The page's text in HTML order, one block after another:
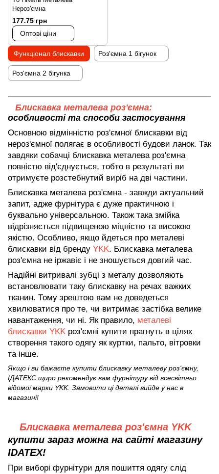
Нероз'ємна
177.75 грн
Оптові ціни
Блискавка металева роз'ємна:
особливості та способи застосування
Основною відмінністю роз'ємної блискавки від
нероз'ємної полягає в особливості будови ланок. Так
завдяки собачці блискавка металева роз'ємна
повністю від'єднується, тобто в результаті ви
отримуєте розстебнутий виріб на дві частини.
Блискавка металева роз'ємна - завжди актуальний
запит, адже фурнітура є дуже практичною і
буквально універсальною. Також така змійка
відрізняється підвищеною міцністю та високою
якістю. Особливо, якщо йдеться про металеві
блискавки від бренду YKK. Блискавка металева
роз'ємна не іржавіє і не зношується довгий час.
Надійні витривалі зубці з металу дозволяють
встановлювати таку блискавку на речах важких
тканин. Тому зрештою вам не доведеться
хвилюватися про те, чи витримає застібка велике
навантаження, чи ні. Як правило, металеві
блискавки YKK роз'ємні купити прагнуть в цілях
створення такого одягу як куртки, пальто, вітровки
та інше.
Якщо і ви бажаєте купити блискавку металеву роз'ємну,
ІДАТЕКС щиро рекомендує вам фурнітурувід всесвітньо
відомої марки YKK. Замовити ці деталі вийде у нас в
магазині!
Блискавка металева роз'ємна YKK
купити зараз можна на сайті магазину
IDATEX!
При виборі фурнітури для пошиття одягу слід
Функціонал блискавки Роз'ємна 1 бігунок
Роз'ємна 2 бігунка